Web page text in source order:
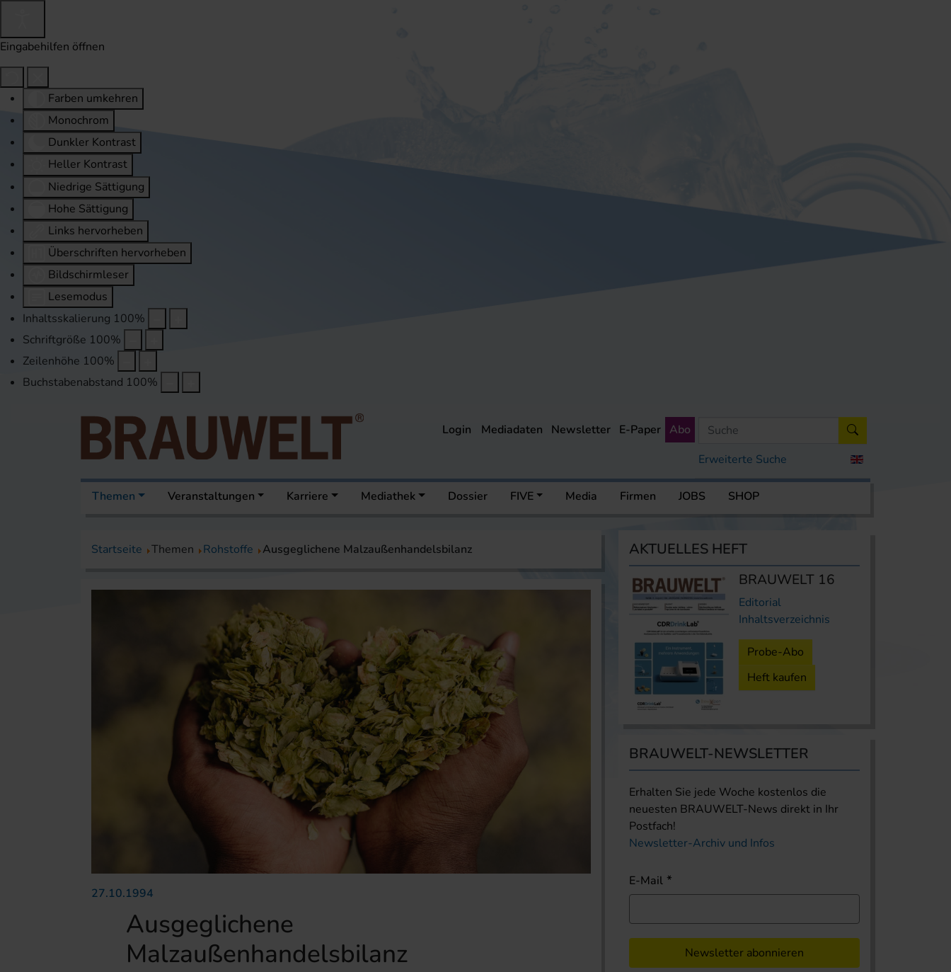
Eingabehilfen öffnen
Farben umkehren
Monochrom
Dunkler Kontrast
Heller Kontrast
Niedrige Sättigung
Hohe Sättigung
Links hervorheben
Überschriften hervorheben
Bildschirmleser
Lesemodus
Inhaltsskalierung 100%
Schriftgröße 100%
Zeilenhöhe 100%
Buchstabenabstand 100%
Erweiterte Suche
Login Mediadaten Newsletter E-Paper Abo
Themen Veranstaltungen Karriere Mediathek Dossier FIVE Media Firmen JOBS SHOP
Startseite Themen Rohstoffe Ausgeglichene Malzaußenhandelsbilanz
27.10.1994
Ausgeglichene
Malzaußenhandelsbilanz
AKTUELLES HEFT
BRAUWELT 16
Editorial
Inhaltsverzeichnis
Probe-Abo
Heft kaufen
BRAUWELT-NEWSLETTER
Erhalten Sie jede Woche kostenlos die
neuesten BRAUWELT-News direkt in Ihr
Postfach!
Newsletter-Archiv und Infos
E-Mail
Newsletter abonnieren